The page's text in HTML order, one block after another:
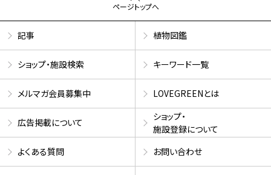
ページトップへ
記事 植物図鑑
ショップ・施設検索 キーワード一覧
メルマガ会員募集中 LOVEGREENとは
広告掲載について
ショップ・
施設登録について
よくある質問
お問い合わせ